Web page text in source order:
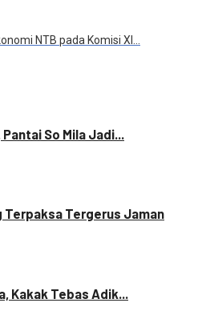
NTB pada Komisi XI…
So Mila Jadi...
Terpaksa Tergerus Jaman
Kakak Tebas Adik...